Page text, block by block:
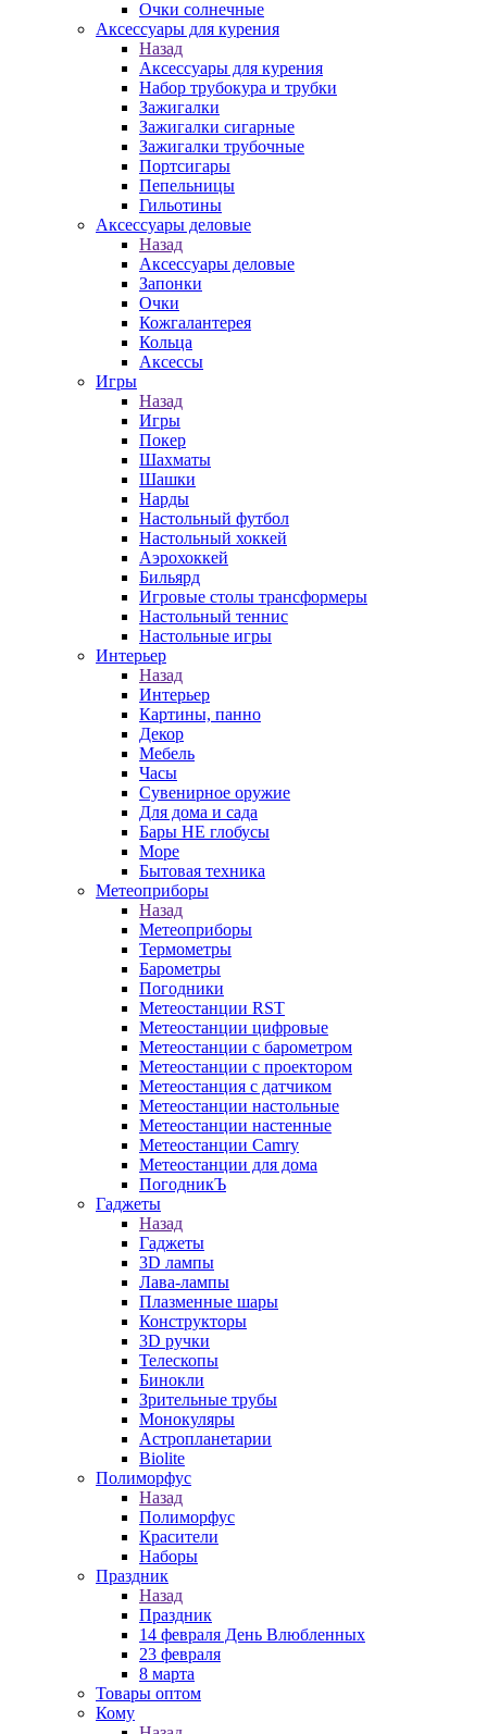
Очки солнечные
Аксессуары для курения
Назад
Аксессуары для курения
Набор трубокура и трубки
Зажигалки
Зажигалки сигарные
Зажигалки трубочные
Портсигары
Пепельницы
Гильотины
Аксессуары деловые
Назад
Аксессуары деловые
Запонки
Очки
Кожгалантерея
Кольца
Аксессы
Игры
Назад
Игры
Покер
Шахматы
Шашки
Нарды
Настольный футбол
Настольный хоккей
Аэрохоккей
Бильярд
Игровые столы трансформеры
Настольный теннис
Настольные игры
Интерьер
Назад
Интерьер
Картины, панно
Декор
Мебель
Часы
Сувенирное оружие
Для дома и сада
Бары НЕ глобусы
Море
Бытовая техника
Метеоприборы
Назад
Метеоприборы
Термометры
Барометры
Погодники
Метеостанции RST
Метеостанции цифровые
Метеостанции с барометром
Метеостанции с проектором
Метеостанция с датчиком
Метеостанции настольные
Метеостанции настенные
Метеостанции Camry
Метеостанции для дома
ПогодникЪ
Гаджеты
Назад
Гаджеты
3D лампы
Лава-лампы
Плазменные шары
Конструкторы
3D ручки
Телескопы
Бинокли
Зрительные трубы
Монокуляры
Астропланетарии
Biolite
Полиморфус
Назад
Полиморфус
Красители
Наборы
Праздник
Назад
Праздник
14 февраля День Влюбленных
23 февраля
8 марта
Товары оптом
Кому